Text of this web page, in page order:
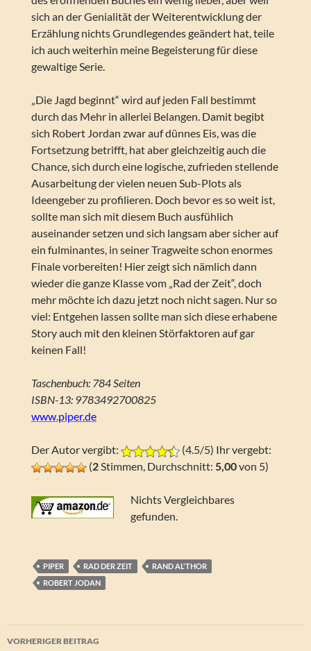
sich an der Genialität der Weiterentwicklung der
Erzählung nichts Grundlegendes geändert hat, teile
ich auch weiterhin meine Begeisterung für diese
gewaltige Serie.
„Die Jagd beginnt“ wird auf jeden Fall bestimmt
durch das Mehr in allerlei Belangen. Damit begibt
sich Robert Jordan zwar auf dünnes Eis, was die
Fortsetzung betrifft, hat aber gleichzeitig auch die
Chance, sich durch eine logische, zufrieden stellende
Ausarbeitung der vielen neuen Sub-Plots als
Ideengeber zu profilieren. Doch bevor es so weit ist,
sollte man sich mit diesem Buch ausfühlich
auseinander setzen und sich langsam aber sicher auf
ein fulminantes, in seiner Tragweite schon enormes
Finale vorbereiten! Hier zeigt sich nämlich dann
wieder die ganze Klasse vom „Rad der Zeit“, doch
mehr möchte ich dazu jetzt noch nicht sagen. Nur so
viel: Entgehen lassen sollte man sich diese erhabene
Story auch mit den kleinen Störfaktoren auf gar
keinen Fall!
Taschenbuch: 784 Seiten
ISBN-13: 9783492700825
www.piper.de
Der Autor vergibt:
(4.5/5) Ihr vergebt:
(2Stimmen, Durchschnitt: 5,00von 5)
Nichts Vergleichbares
gefunden.
PIPER RAD DER ZEIT
RAND AL'THOR
ROBERT JODAN
Beitragsnavigation
VORHERIGER BEITRAG